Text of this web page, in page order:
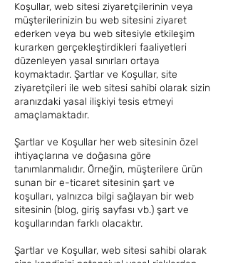
Koşullar, web sitesi ziyaretçilerinin veya
müşterilerinizin bu web sitesini ziyaret
ederken veya bu web sitesiyle etkileşim
kurarken gerçekleştirdikleri faaliyetleri
düzenleyen yasal sınırları ortaya
koymaktadır. Şartlar ve Koşullar, site
ziyaretçileri ile web sitesi sahibi olarak sizin
aranızdaki yasal ilişkiyi tesis etmeyi
amaçlamaktadır.
Şartlar ve Koşullar her web sitesinin özel
ihtiyaçlarına ve doğasına göre
tanımlanmalıdır. Örneğin, müşterilere ürün
sunan bir e-ticaret sitesinin şart ve
koşulları, yalnızca bilgi sağlayan bir web
sitesinin (blog, giriş sayfası vb.) şart ve
koşullarından farklı olacaktır.
Şartlar ve Koşullar, web sitesi sahibi olarak